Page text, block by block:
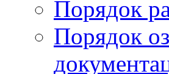
Порядок
Порядок